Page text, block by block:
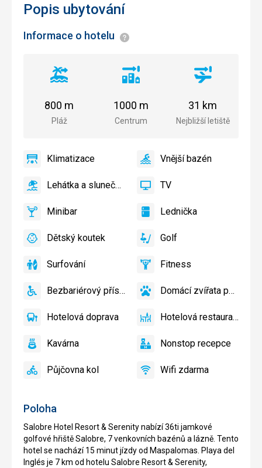
Poloha
Salobre Hotel Resort & Serenity nabízí 36ti jamkové
golfové hřiště Salobre, 7 venkovních bazénů a lázně. Tento
hotel se nachází 15 minut jízdy od Maspalomas. Playa del
Inglés je 7 km od hotelu Salobre Resort & Serenity,
Popis ubytování
Informace o hotelu Informace
Vzdálenost
pláže
Pláž
800 m
Vzdálenost
centra
Centrum
1000 m
Vzdálenost
letiště
Nejbližší letiště
31 km
Klimatizace
Klimatizace
ano
VnějšíVnější bazén
ano
Lehátka
slunečníky
bazénu
Lehátka a slunečníky u bazénu zdarma
ano TV TV
ano
Minibar,Minibar
ano LedničkaLednička
ano
Dětský
Dětské
Dětský
Dětský koutek
ano Golf Golf
ano
Surfování
Surfování
ano FitnessFitness
ano
Bezbariérový
Bezbariérový přístup
ano
Domácí
povolena
Domácí zvířata povolena
ano
HotelováHotelová doprava
ano
Hotelová
Hotelová restaurace
ano
KavárnaKavárna
ano
NonstopNonstop recepce
ano
PůjčovnaPůjčovna kol
ano
Wifi
Wifi zdarma
ano